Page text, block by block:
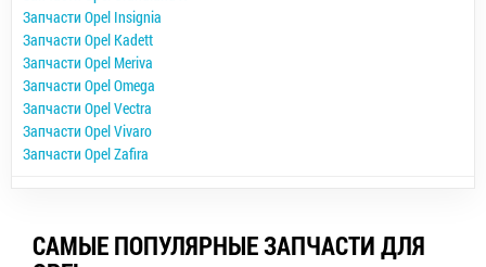
Запчасти Opel Insignia
Запчасти Opel Kadett
Запчасти Opel Meriva
Запчасти Opel Omega
Запчасти Opel Vectra
Запчасти Opel Vivaro
Запчасти Opel Zafira
САМЫЕ ПОПУЛЯРНЫЕ ЗАПЧАСТИ ДЛЯ